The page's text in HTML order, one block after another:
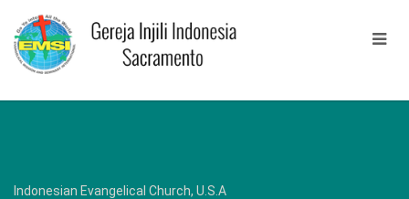
Indonesian Evangelical Church, U.S.A